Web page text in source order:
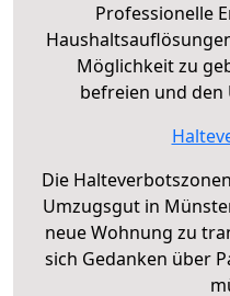
Professionelle
Möglichkeit zu
befreien und den
Die
Umzugsgut in
neue Wohnung zu
sich Gedanken über